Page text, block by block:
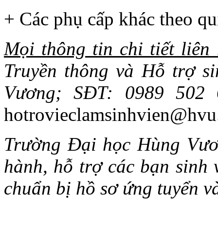
+ Các phụ cấp khác theo
Mọi thông tin chi tiết liên
Truyền thông và Hỗ trợ
Vương; SĐT: 0989
Trường Đại học Hùng
hành, hỗ trợ các bạn sinh
chuẩn bị hồ sơ ứng tuyển